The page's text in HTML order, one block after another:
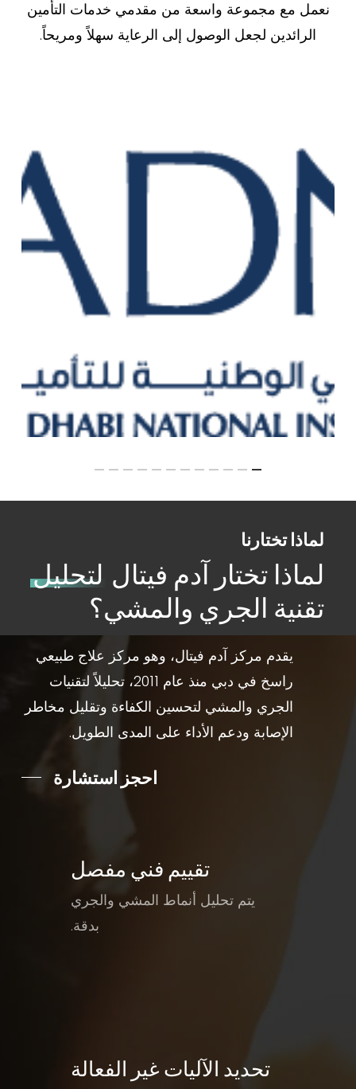
نعمل مع مجموعة واسعة من مقدمي خدمات التأمين
الرائدين لجعل الوصول إلى الرعاية سهلاً ومريحاً.
لماذا تختارنا
لماذا تختار آدم فيتال لتحليل
تقنية الجري والمشي؟
يقدم مركز آدم فيتال، وهو مركز علاج طبيعي
راسخ في دبي منذ عام 2011، تحليلاً لتقنيات
الجري والمشي لتحسين الكفاءة وتقليل مخاطر
الإصابة ودعم الأداء على المدى الطويل.
احجز استشارة
تقييم فني مفصل
يتم تحليل أنماط المشي والجري
بدقة.
تحديد الآليات غير الفعالة